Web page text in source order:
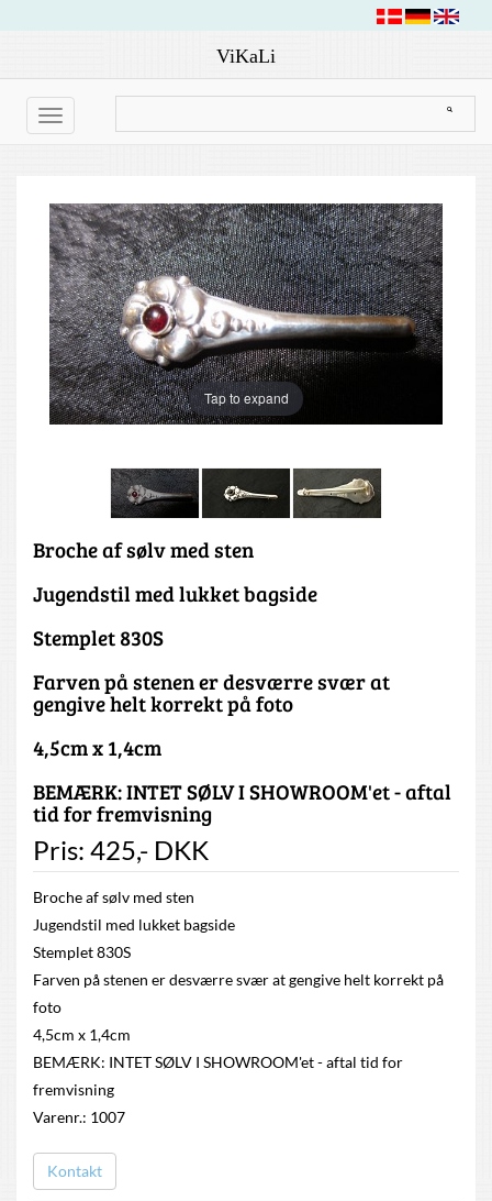
ViKaLi
Toggle
navigation
Tap to expand
Broche af sølv med sten
Jugendstil med lukket bagside
Stemplet 830S
Farven på stenen er desværre svær at
gengive helt korrekt på foto
4,5cm x 1,4cm
BEMÆRK: INTET SØLV I SHOWROOM'et - aftal
tid for fremvisning
Pris: 425,- DKK
Broche af sølv med sten
Jugendstil med lukket bagside
Stemplet 830S
Farven på stenen er desværre svær at gengive helt korrekt på
foto
4,5cm x 1,4cm
BEMÆRK: INTET SØLV I SHOWROOM'et - aftal tid for
fremvisning
Varenr.: 1007
Kontakt